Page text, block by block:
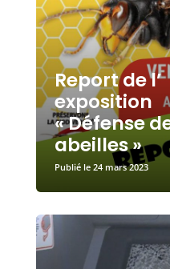
Report de l’
exposition
« Défense
abeilles »
24 mars 2023